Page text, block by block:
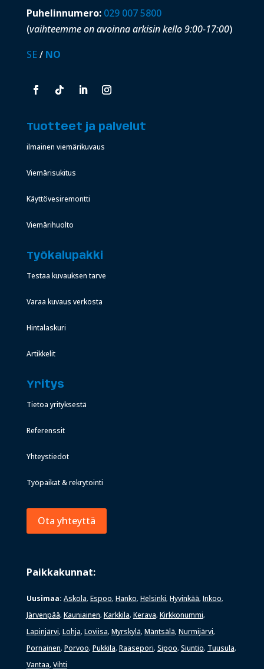
Puhelinnumero: 029 007 5800
(vaihteemme on avoinna arkisin kello 9:00-17:00)
SE/ NO
Tuotteet ja palvelut
ilmainen viemärikuvaus
Viemärisukitus
Käyttövesiremontti
Viemärihuolto
Työkalupakki
Testaa kuvauksen tarve
Varaa kuvaus verkosta
Hintalaskuri
Artikkelit
Yritys
Tietoa yrityksestä
Referenssit
Yhteystiedot
Työpaikat & rekrytointi
Ota yhteyttä
Paikkakunnat:
Uusimaa: Askola, Espoo, Hanko, Helsinki, Hyvinkää, Inkoo,
Järvenpää, Kauniainen, Karkkila, Kerava, Kirkkonummi,
Lapinjärvi, Lohja, Loviisa, Myrskylä, Mäntsälä, Nurmijärvi,
Pornainen, Porvoo, Pukkila, Raasepori, Sipoo, Siuntio, Tuusula,
Vantaa, Vihti